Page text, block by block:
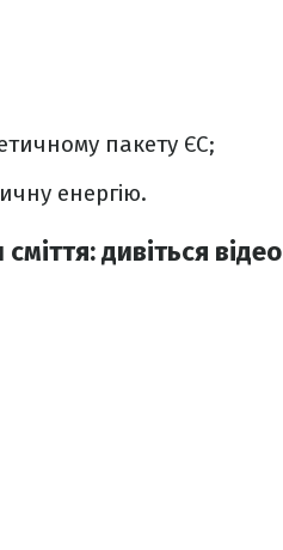
пакету ЄС;
енергію.
дивіться відео